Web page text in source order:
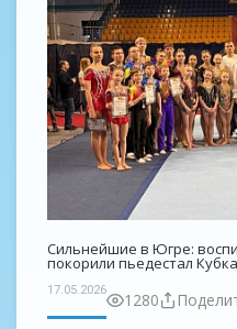
Сильнейшие в Югре:
покорили пьедестал
17.05.2026 1280